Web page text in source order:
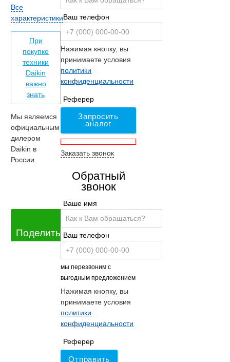
Ваш телефон
Нажимая кнопку, вы
принимаете условия
политики
конфиденциальности
Реферер
Запросить
аналог
Заказать звонок
Обратный
звонок
Ваше имя
Ваш телефон
мы перезвоним с
выгодным предложением
Нажимая кнопку, вы
принимаете условия
политики
конфиденциальности
Реферер
Отправить
Все
характеристики
При
покупке
техники
Daikin
важно
знать
Мы являемся
официальным
дилером
Daikin в
России
Поделиться